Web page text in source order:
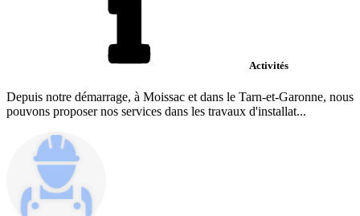
Activités
Depuis notre démarrage, à Moissac et dans le Tarn-et-Garonne, nous
pouvons proposer nos services dans les travaux d'installat...